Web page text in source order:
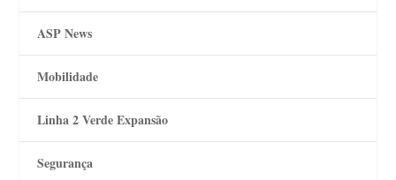
ASP News
Mobilidade
Linha 2 Verde Expansão
Segurança